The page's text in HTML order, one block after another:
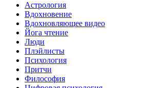
Астрология
Вдохновение
Вдохновляющее видео
Йога чтение
Люди
Плэйлисты
Психология
Притчи
Философия